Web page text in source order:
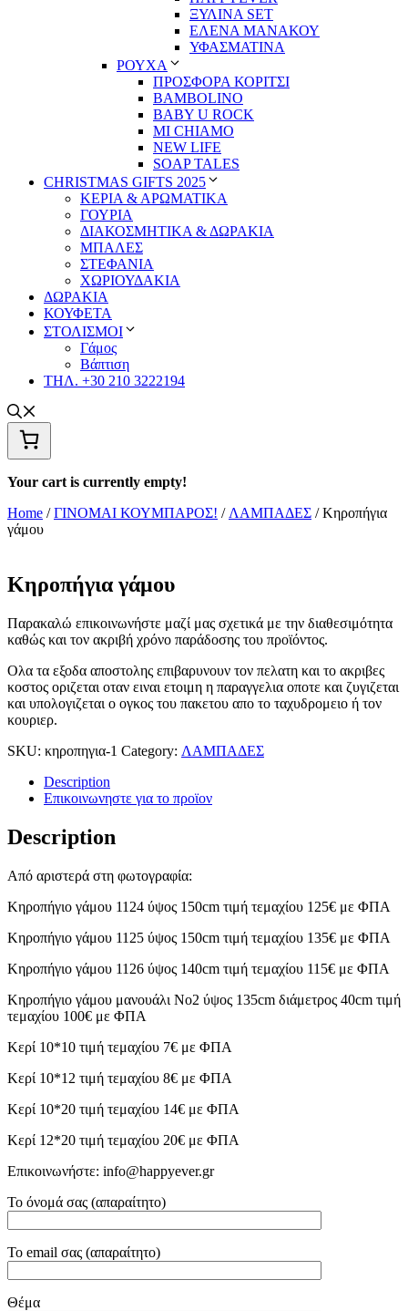
ΞΥΛΙΝΑ SET
ΕΛΕΝΑ ΜΑΝΑΚΟΥ
ΥΦΑΣΜΑΤΙΝΑ
ΡΟΥΧΑ
ΠΡΟΣΦΟΡΑ ΚΟΡΙΤΣΙ
BAMBOLINO
BABY U ROCK
MI CHIAMO
NEW LIFE
SOAP TALES
CHRISTMAS GIFTS 2025
ΚΕΡΙΑ & ΑΡΩΜΑΤΙΚΑ
ΓΟΥΡΙΑ
ΔΙΑΚΟΣΜΗΤΙΚΑ & ΔΩΡΑΚΙΑ
ΜΠΑΛΕΣ
ΣΤΕΦΑΝΙΑ
ΧΩΡΙΟΥΔΑΚΙΑ
ΔΩΡΑΚΙΑ
ΚΟΥΦΕΤΑ
ΣΤΟΛΙΣΜΟΙ
Γάμος
Βάπτιση
ΤΗΛ. +30 210 3222194
Your cart is currently empty!
Home /ΓΙΝΟΜΑΙ ΚΟΥΜΠΑΡΟΣ! / ΛΑΜΠΑΔΕΣ / Κηροπήγια
γάμου
Κηροπήγια γάμου
Παρακαλώ επικοινωνήστε μαζί μας σχετικά με την διαθεσιμότητα
καθώς και τον ακριβή χρόνο παράδοσης του προϊόντος.
Ολα τα εξοδα αποστολης επιβαρυνουν τον πελατη και το ακριβες
κοστος οριζεται οταν ειναι ετοιμη η παραγγελια οποτε και ζυγιζεται
και υπολογιζεται ο ογκος του πακετου απο το ταχυδρομειο ή τον
κουριερ.
SKU: κηροπηγια-1 Category: ΛΑΜΠΑΔΕΣ
Description
Επικοινωνηστε για το προϊoν
Description
Από αριστερά στη φωτογραφία:
Κηροπήγιο γάμου 1124 ύψος 150cm τιμή τεμαχίου 125€ με ΦΠΑ
Κηροπήγιο γάμου 1125 ύψος 150cm τιμή τεμαχίου 135€ με ΦΠΑ
Κηροπήγιο γάμου 1126 ύψος 140cm τιμή τεμαχίου 115€ με ΦΠΑ
Κηροπήγιο γάμου μανουάλι Νο2 ύψος 135cm διάμετρος 40cm τιμή
τεμαχίου 100€ με ΦΠΑ
Κερί 10*10 τιμή τεμαχίου 7€ με ΦΠΑ
Κερί 10*12 τιμή τεμαχίου 8€ με ΦΠΑ
Κερί 10*20 τιμή τεμαχίου 14€ με ΦΠΑ
Κερί 12*20 τιμή τεμαχίου 20€ με ΦΠΑ
Επικοινωνήστε: info@happyever.gr
Το όνομά σας (απαραίτητο)
Το email σας (απαραίτητο)
Θέμα